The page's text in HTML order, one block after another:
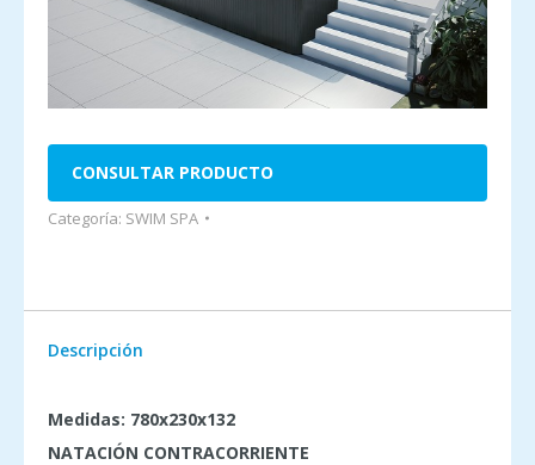
CONSULTAR PRODUCTO
Categoría: SWIM SPA
Descripción
Medidas: 780x230x132
NATACIÓN CONTRACORRIENTE